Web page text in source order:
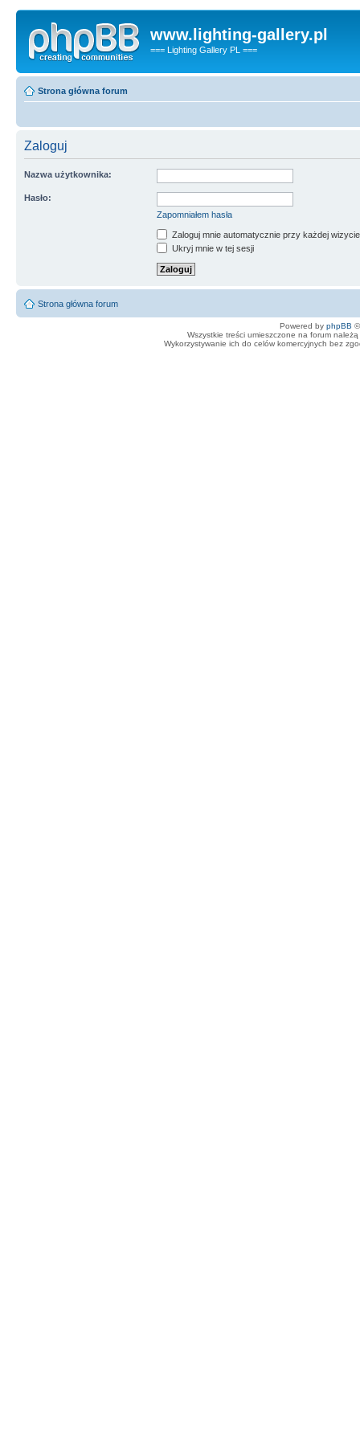
www.lighting-gallery.pl
=== Lighting Gallery PL ===
Strona główna forum
Zaloguj
Nazwa użytkownika:
Hasło:
Zapomniałem hasła
Zaloguj mnie automatycznie przy każdej wizycie
Ukryj mnie w tej sesji
Strona główna forum
Powered by phpBB
Wszystkie treści umieszczone na forum
Wykorzystywanie ich do celów komercyjnych bez